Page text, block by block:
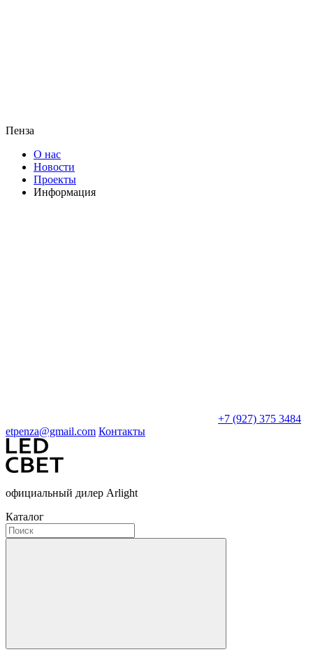
Пенза
О нас
Новости
Проекты
Информация
+7 (927) 375 3484
etpenza@gmail.com Контакты
официальный дилер Arlight
Каталог